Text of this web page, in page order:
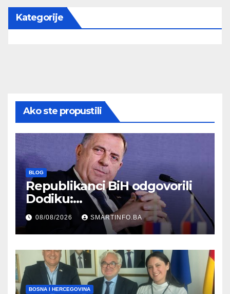
Kategorije
Ako ste propustili
BLOG
Republikanci BiH odgovorili
Dodiku:
Bosanskohercegovačka
kultura postoji i pripada svim
građanima
08/08/2026 SMARTINFO.BA
BOSNA I HERCEGOVINA